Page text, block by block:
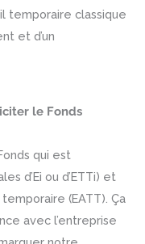
temporaire classique
et d’un
le Fonds
qui est
d’Ei ou d’ETTi) et
(EATT). Ça
avec l’entreprise